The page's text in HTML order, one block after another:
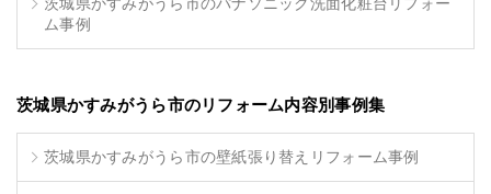
ム事例
茨城県かすみがうら市のリフォーム内容別事例集
茨城県かすみがうら市の壁紙張り替えリフォーム事例